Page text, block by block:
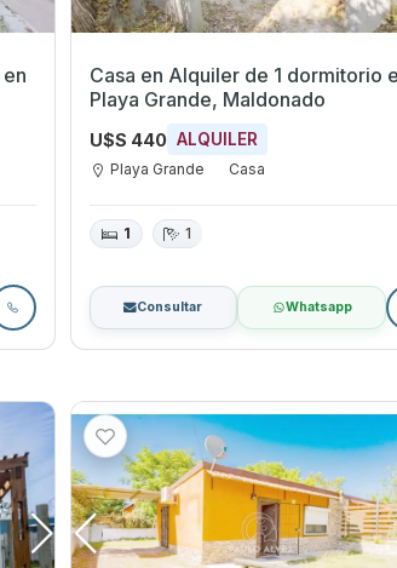
Casa en Alquiler de 1 dormitorio en
Playa Grande, Maldonado
U$S 440 ALQUILER
Playa Grande Casa
1 1
Consultar Whatsapp